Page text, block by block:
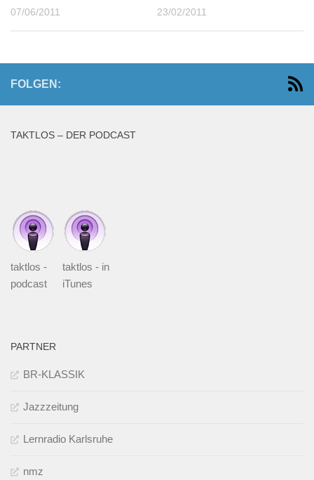
07/06/2011 23/02/2011
FOLGEN:
TAKTLOS – DER PODCAST
taktlos -
podcast
taktlos - in
iTunes
PARTNER
BR-KLASSIK
Jazzzeitung
Lernradio Karlsruhe
nmz